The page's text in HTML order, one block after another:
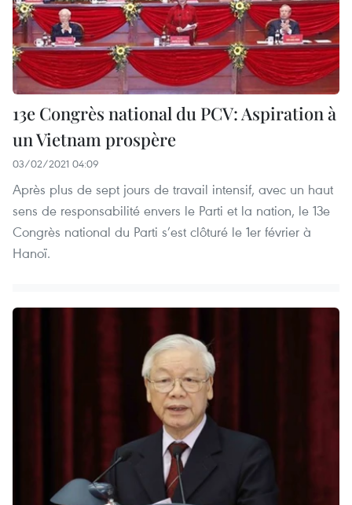
​13e Congrès national du PCV: Aspiration à
un Vietnam prospère
03/02/2021 04:09
Après plus de sept jours de travail intensif, avec un haut
sens de responsabilité envers le Parti et la nation, le 13e
Congrès national du Parti s’est clôturé le 1er février à
Hanoï.